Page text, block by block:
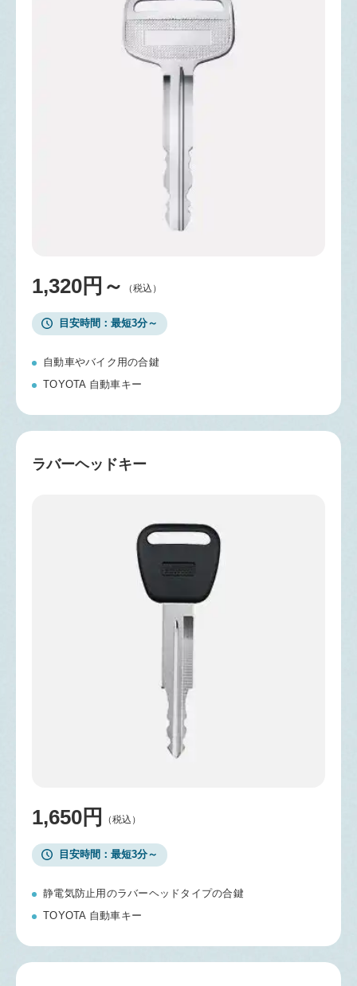
1,320円～ （税込）
目安時間 最短3分～
自動車やバイク用の合鍵
TOYOTA 自動車キー
ラバーヘッドキー
1,650円 （税込）
目安時間 最短3分～
静電気防止用のラバーヘッドタイプの合鍵
TOYOTA 自動車キー